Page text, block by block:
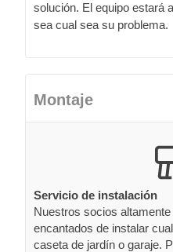
solución. El equipo estará
sea cual sea su problema.
Montaje
Servicio de instalación
Nuestros socios
encantados de instalar
caseta de jardín o garaje.